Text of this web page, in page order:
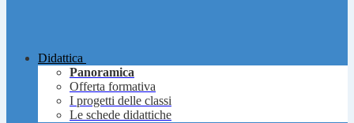
Didattica
Panoramica
Offerta formativa
I progetti delle classi
Le schede didattiche